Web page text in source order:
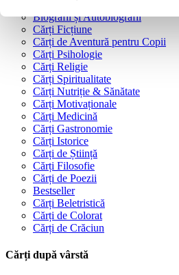
Biografii și Autobiografii
Cărți Ficțiune
Cărți de Aventură pentru Copii
Cărți Psihologie
Cărți Religie
Cărți Spiritualitate
Cărți Nutriție & Sănătate
Cărți Motivaționale
Cărți Medicină
Cărți Gastronomie
Cărți Istorice
Cărți de Știință
Cărți Filosofie
Cărți de Poezii
Bestseller
Cărți Beletristică
Cărți de Colorat
Cărți de Crăciun
Cărți după vârstă